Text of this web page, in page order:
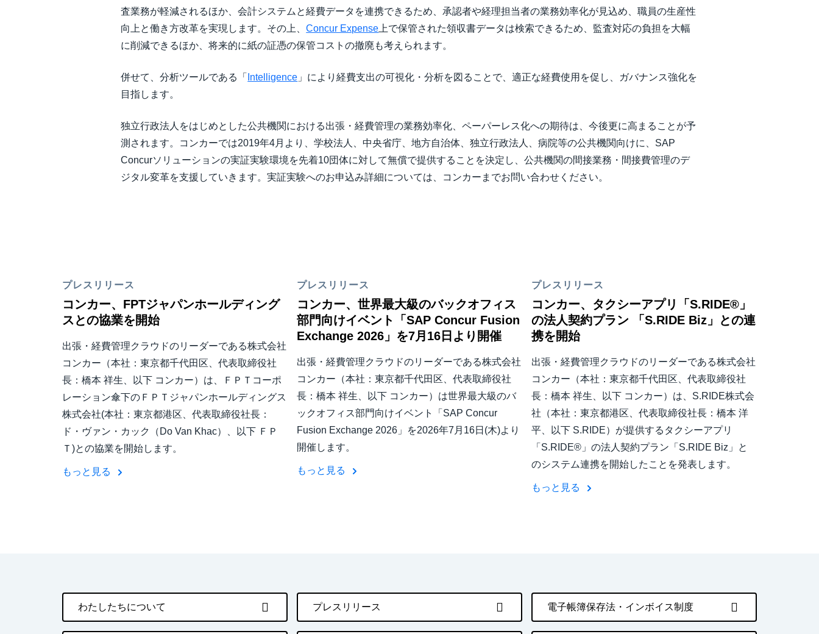
査業務が軽減されるほか、会計システムと経費データを連携できるため、承認者や経理担当者の業務効率化が見込め、職員の生産性
向上と働き方改革を実現します。その上、Concur Expense 上で保管された領収書データは検索できるため、監査対応の負担を大幅
に削減できるほか、将来的に紙の証憑の保管コストの撤廃も考えられます。
併せて、分析ツールである「 Intelligence 」により経費支出の可視化・分析を図ることで、適正な経費使用を促し、ガバナンス強化を
目指します。
独立行政法人をはじめとした公共機関における出張・経費管理の業務効率化、ペーパーレス化への期待は、今後更に高まることが予
測されます。コンカーでは2019年4月より、学校法人、中央省庁、地方自治体、独立行政法人、病院等の公共機関向けに、SAP
Concurソリューションの実証実験環境を先着10団体に対して無償で提供することを決定し、公共機関の間接業務・間接費管理のデ
ジタル変革を支援していきます。実証実験へのお申込み詳細については、コンカーまでお問い合わせください。
プレスリリース
コンカー、FPTジャパンホールディング
スとの協業を開始
出張・経費管理クラウドのリーダーである株式会社
コンカー（本社：東京都千代田区、代表取締役社
長：橋本 祥生、以下 コンカー）は、ＦＰＴコーポ
レーション傘下のＦＰＴジャパンホールディングス
株式会社(本社：東京都港区、代表取締役社長：
ド・ヴァン・カック（Do Van Khac）、以下 ＦＰ
Ｔ)との協業を開始します。
もっと見る
プレスリリース
コンカー、世界最大級のバックオフィス
部門向けイベント「SAP Concur Fusion
Exchange 2026」を7月16日より開催
出張・経費管理クラウドのリーダーである株式会社
コンカー（本社：東京都千代田区、代表取締役社
長：橋本 祥生、以下 コンカー）は世界最大級のバ
ックオフィス部門向けイベント「SAP Concur
Fusion Exchange 2026」を2026年7月16日(木)より
開催します。
もっと見る
プレスリリース
コンカー、タクシーアプリ「S.RIDE®」
の法人契約プラン 「S.RIDE Biz」との連
携を開始
出張・経費管理クラウドのリーダーである株式会社
コンカー（本社：東京都千代田区、代表取締役社
長：橋本 祥生、以下 コンカー）は、S.RIDE株式会
社（本社：東京都港区、代表取締役社長：橋本 洋
平、以下 S.RIDE）が提供するタクシーアプリ
「S.RIDE®」の法人契約プラン「S.RIDE Biz」と
のシステム連携を開始したことを発表します。
もっと見る
わたしたちについて プレスリリース 電子帳簿保存法・インボイス制度